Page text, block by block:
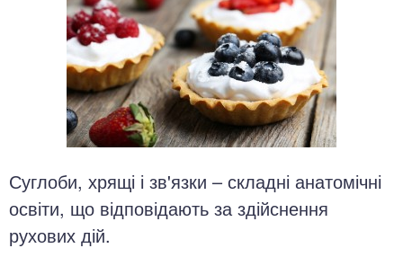
Суглоби, хрящі і зв'язки – складні анатомічні
освіти, що відповідають за здійснення
рухових дій.